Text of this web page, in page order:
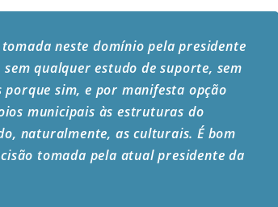
neste domínio pela presidente
qualquer estudo de suporte, sem
sim, e por manifesta opção
municipais às estruturas do
naturalmente, as culturais. É bom
tomada pela atual presidente da